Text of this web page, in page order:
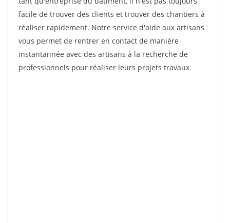
facile de trouver des clients et trouver des chantiers à
réaliser rapidement. Notre service d'aide aux artisans
vous permet de rentrer en contact de manière
instantannée avec des artisans à la recherche de
professionnels pour réaliser leurs projets travaux.